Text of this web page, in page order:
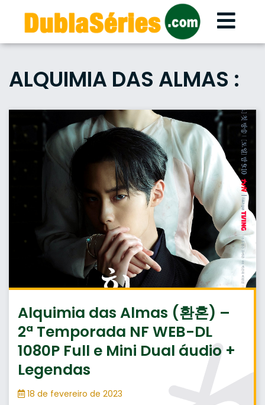
content
ALQUIMIA DAS ALMAS :
Alquimia das Almas (환혼) –
2ª Temporada NF WEB-DL
1080P Full e Mini Dual áudio +
Legendas
18 de fevereiro de 2023